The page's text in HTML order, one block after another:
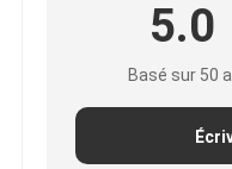
5.0
Basé sur 50